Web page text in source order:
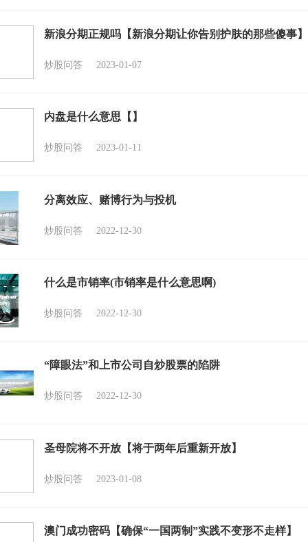
新浪分期正规吗【新浪分期让你告别护肤的那些傻事】
炒股问答 2023-01-07
内盘是什么意思【】
炒股问答 2023-01-11
分离效应、赌博行为与投机
炒股问答 2022-12-30
什么是市销率(市销率是什么意思啊)
炒股问答 2022-12-30
“障眼法”和上市公司自炒股票的陷阱
炒股问答 2022-12-30
圣母院将不开放【将于两年后重新开放】
炒股问答 2023-01-08
澳门成功密码【确保“一国两制”实践不变形不走样】